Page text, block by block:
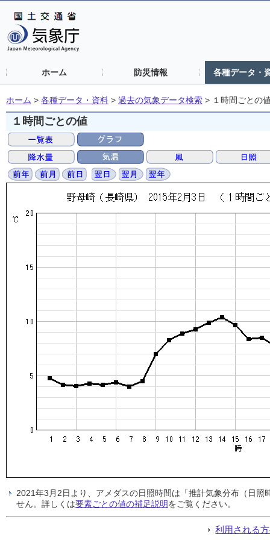
ホーム 防災情報 各種データ・
ホーム > 各種データ・資料 > 過去の気象データ検索 > １時間ごとの
１時間ごとの値
2021年3月2日より、アメダスの日照時間は「推計気象分布（日
せん。詳しくは要素ごとの値の補足説明をご覧ください。
利用される